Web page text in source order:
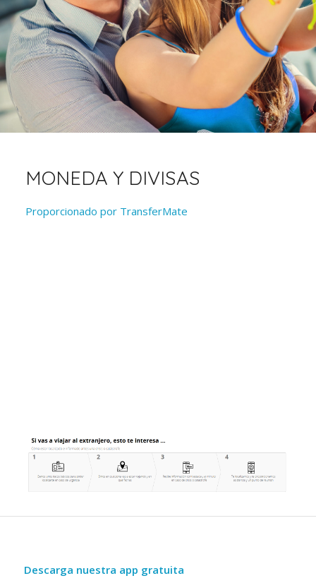
MONEDA Y DIVISAS
Proporcionado por TransferMate
Descarga nuestra app gratuita